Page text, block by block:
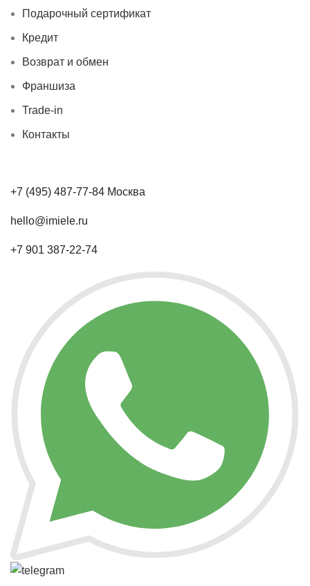
Подарочный сертификат
Кредит
Возврат и обмен
Франшиза
Trade-in
Контакты
+7 (495) 487-77-84 Москва
hello@imiele.ru
+7 901 387-22-74